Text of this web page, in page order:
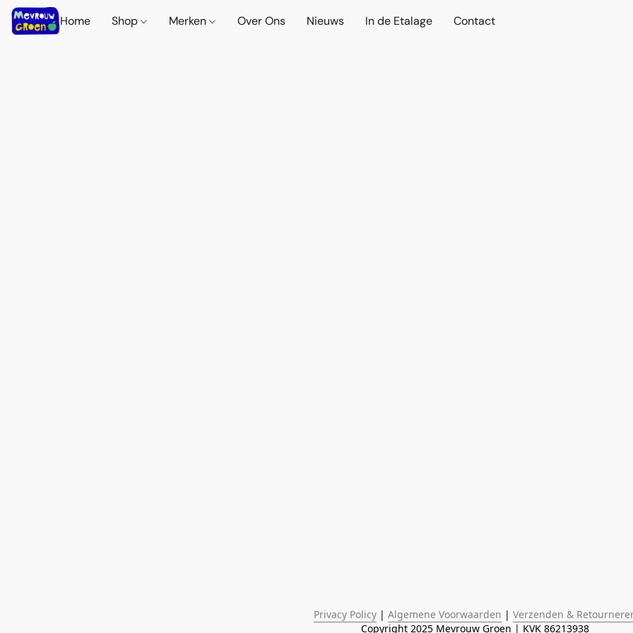
Home Shop Merken Over Ons Nieuws In de Etalage Contact
Privacy Policy | Algemene Voorwaarden | Verzenden &
Copyright 2025 Mevrouw Groen | KVK 86213938